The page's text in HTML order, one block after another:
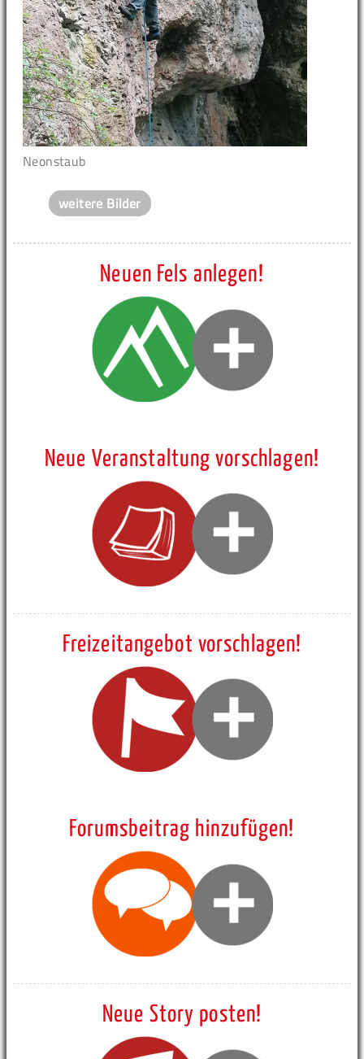
Neonstaub
weitere Bilder
Neuen Fels anlegen!
Neue Veranstaltung vorschlagen!
Freizeitangebot vorschlagen!
Forumsbeitrag hinzufügen!
Neue Story posten!